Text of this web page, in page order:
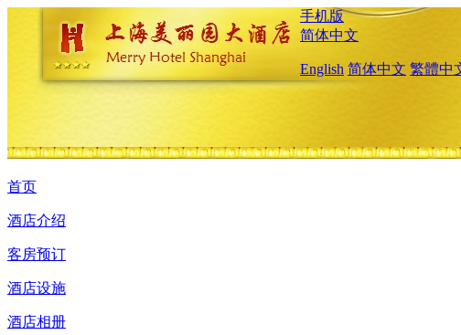
手机版
简体中文
English 简体中文 繁體中
首页
酒店介绍
客房预订
酒店设施
酒店相册